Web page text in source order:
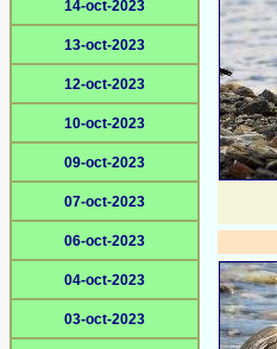
14-oct-2023
13-oct-2023
12-oct-2023
10-oct-2023
09-oct-2023
07-oct-2023
06-oct-2023
04-oct-2023
03-oct-2023